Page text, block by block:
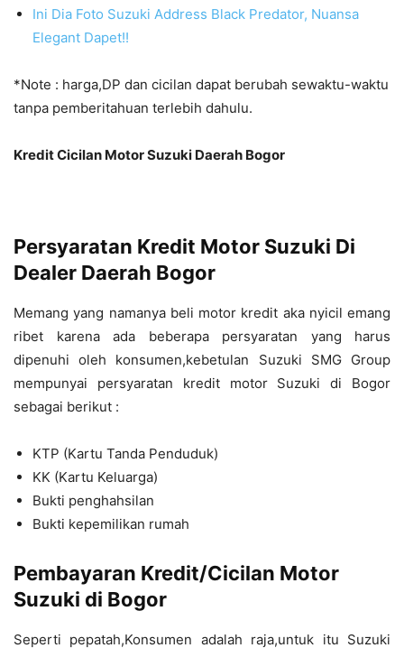
Ini Dia Foto Suzuki Address Black Predator, Nuansa
Elegant Dapet!!
*Note : harga,DP dan cicilan dapat berubah sewaktu-waktu
tanpa pemberitahuan terlebih dahulu.
Kredit Cicilan Motor Suzuki Daerah Bogor
Persyaratan Kredit Motor Suzuki Di
Dealer Daerah Bogor
Memang yang namanya beli motor kredit aka nyicil emang
ribet karena ada beberapa persyaratan yang harus
dipenuhi oleh konsumen,kebetulan Suzuki SMG Group
mempunyai persyaratan kredit motor Suzuki di Bogor
sebagai berikut :
KTP (Kartu Tanda Penduduk)
KK (Kartu Keluarga)
Bukti penghahsilan
Bukti kepemilikan rumah
Pembayaran Kredit/Cicilan Motor
Suzuki di Bogor
Seperti pepatah,Konsumen adalah raja,untuk itu Suzuki